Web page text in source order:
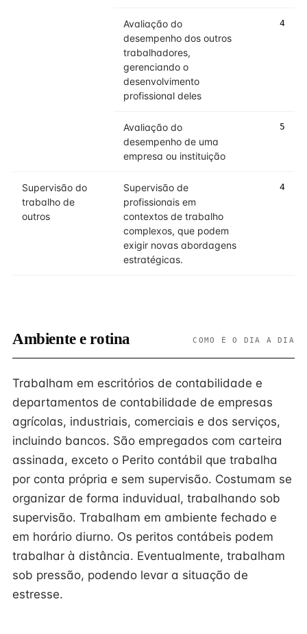
Avaliação do
desempenho dos outros
trabalhadores,
gerenciando o
desenvolvimento
profissional deles
4
Avaliação do
desempenho de uma
empresa ou instituição
5
Supervisão do
trabalho de
outros
Supervisão de
profissionais em
contextos de trabalho
complexos, que podem
exigir novas abordagens
estratégicas.
4
Ambiente e rotina COMO É O DIA A DIA
Trabalham em escritórios de contabilidade e
departamentos de contabilidade de empresas
agrícolas, industriais, comerciais e dos serviços,
incluindo bancos. São empregados com carteira
assinada, exceto o Perito contábil que trabalha
por conta própria e sem supervisão. Costumam se
organizar de forma induvidual, trabalhando sob
supervisão. Trabalham em ambiente fechado e
em horário diurno. Os peritos contábeis podem
trabalhar à distância. Eventualmente, trabalham
sob pressão, podendo levar a situação de
estresse.